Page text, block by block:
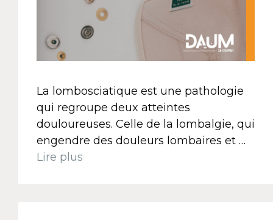
La lombosciatique est une pathologie
qui regroupe deux atteintes
douloureuses. Celle de la lombalgie, qui
engendre des douleurs lombaires et …
Lire plus